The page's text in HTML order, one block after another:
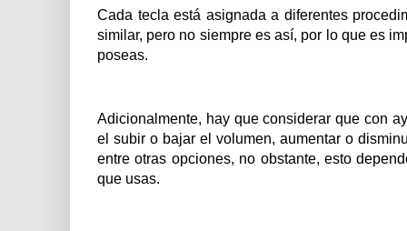
Cada tecla está asignada a diferentes
similar, pero no siempre es así, por lo que es
poseas.
Adicionalmente, hay que considerar que con
el subir o bajar el volumen, aumentar o
entre otras opciones, no obstante, esto
que usas.